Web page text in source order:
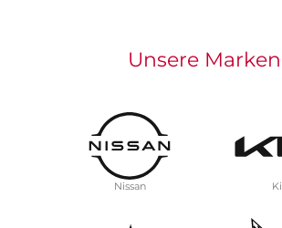
Unsere Marken
Nissan